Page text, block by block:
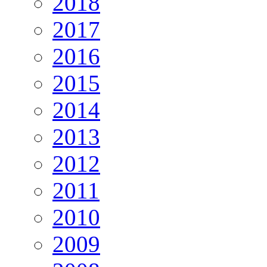
2017
2016
2015
2014
2013
2012
2011
2010
2009